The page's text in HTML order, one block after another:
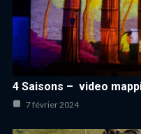
4 Saisons – video
7 février 2024